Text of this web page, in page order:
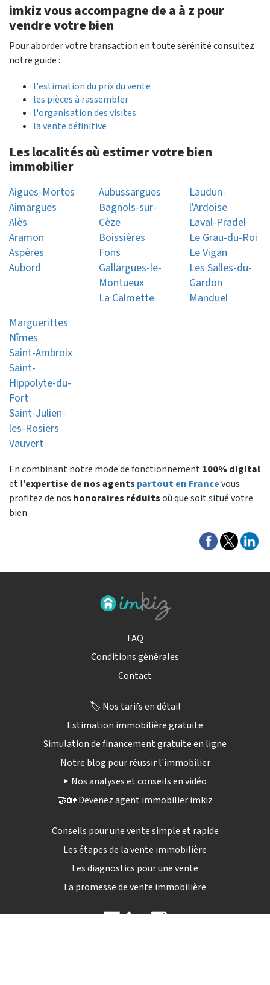
imkiz vous accompagne de a à z pour
vendre votre bien
Pour aborder votre transaction en toute sérénité consultez
notre guide :
l'estimation du prix du vente
les pièces à rassembler
l'organisation des visites
la vente définitive
Les localités où estimer votre bien
immobilier
Aigues-Mortes
Aimargues
Alès
Aramon
Aspères
Aubord
Aubussargues
Bagnols-sur-
Cèze
Boissières
Fons
Gallargues-le-
Montueux
La Calmette
Laudun-
l'Ardoise
Laval-Pradel
Le Grau-du-Roi
Le Vigan
Les Salles-du-
Gardon
Manduel
Marguerittes
Nîmes
Saint-Ambroix
Saint-
Hippolyte-du-
Fort
Saint-Julien-
les-Rosiers
Vauvert
En combinant notre mode de fonctionnement 100% digital
et l'expertise de nos agents partout en Francevous
profitez de nos honoraires réduitsoù que soit situé votre
bien.
FAQ
Conditions générales
Contact
🏷️ Nos tarifs en détail
Estimation immobilière gratuite
Simulation de financement gratuite en ligne
Notre blog pour réussir l'immobilier
▶️ Nos analyses et conseils en vidéo
🤝🏡 Devenez agent immobilier imkiz
Conseils pour une vente simple et rapide
Les étapes de la vente immobilière
Les diagnostics pour une vente
La promesse de vente immobilière